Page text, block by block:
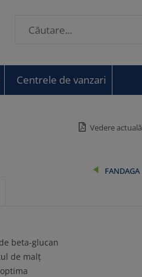
Centrele de vanzari
Vedere actuală
FANDAGA
beta-glucan
de malț